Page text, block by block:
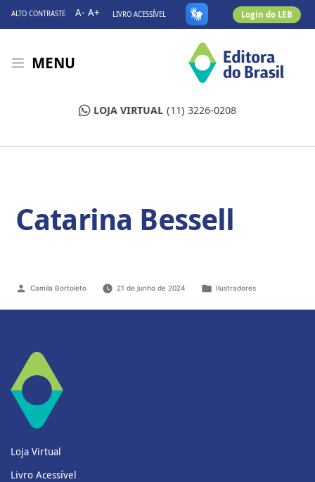
ALTO CONTRASTE A- A+ LIVRO ACESSÍVEL Login do LEB
MENU
LOJA VIRTUAL (11) 3226-0208
Catarina Bessell
Camila Bortoleto 21 de junho de 2024 Ilustradores
Loja Virtual
Livro Acessível